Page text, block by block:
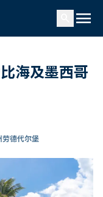
menu
海及墨西哥
劳德代尔堡